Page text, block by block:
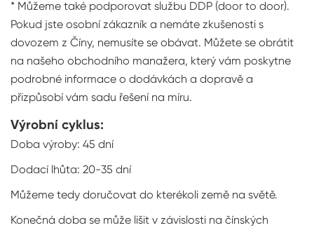
* Můžeme také podporovat službu DDP (door to door).
Pokud jste osobní zákazník a nemáte zkušenosti s
dovozem z Číny, nemusíte se obávat. Můžete se obrátit
na našeho obchodního manažera, který vám poskytne
podrobné informace o dodávkách a dopravě a
přizpůsobí vám sadu řešení na míru.
Výrobní cyklus:
Doba výroby: 45 dní
Dodací lhůta: 20-35 dní
Můžeme tedy doručovat do kterékoli země na světě.
Konečná doba se může lišit v závislosti na čínských